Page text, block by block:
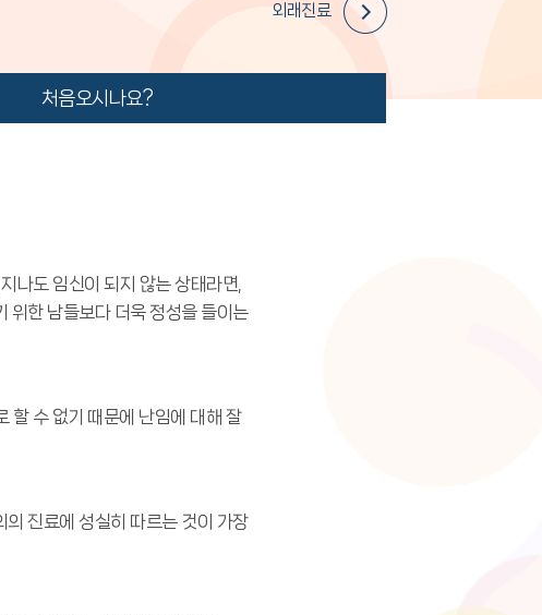
외래진료
처음오시나요?
나도 임신이 되지 않는 상태라면,
위한 남들보다 더욱 정성을 들이는
할 수 없기 때문에 난임에 대해 잘
진료에 성실히 따르는 것이 가장